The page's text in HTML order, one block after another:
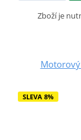
Zboží je
Motorový
SLEVA 8%